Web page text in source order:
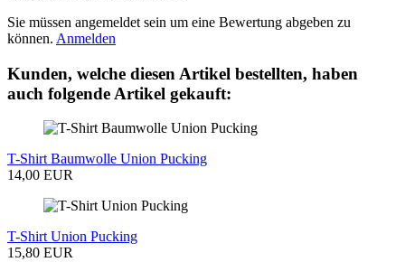
Sie müssen angemeldet sein um eine Bewertung abgeben zu
können. Anmelden
Kunden, welche diesen Artikel bestellten, haben
auch folgende Artikel gekauft:
T-Shirt Baumwolle Union Pucking
14,00 EUR
T-Shirt Union Pucking
15,80 EUR